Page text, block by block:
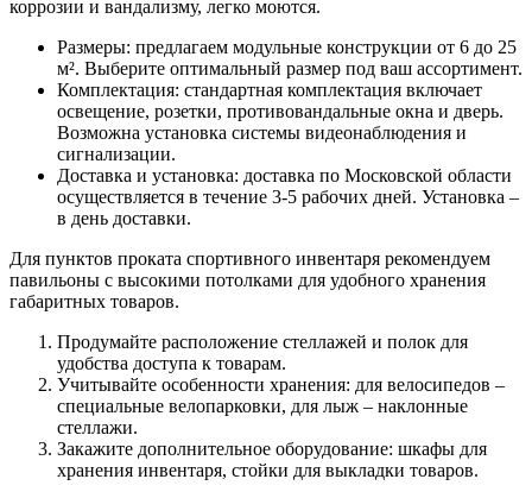
коррозии и вандализму, легко моются.
Размеры: предлагаем модульные конструкции от 6 до 25
м². Выберите оптимальный размер под ваш ассортимент.
Комплектация: стандартная комплектация включает
освещение, розетки, противовандальные окна и дверь.
Возможна установка системы видеонаблюдения и
сигнализации.
Доставка и установка: доставка по Московской области
осуществляется в течение 3-5 рабочих дней. Установка –
в день доставки.
Для пунктов проката спортивного инвентаря рекомендуем
павильоны с высокими потолками для удобного хранения
габаритных товаров.
Продумайте расположение стеллажей и полок для
удобства доступа к товарам.
Учитывайте особенности хранения: для велосипедов –
специальные велопарковки, для лыж – наклонные
стеллажи.
Закажите дополнительное оборудование: шкафы для
хранения инвентаря, стойки для выкладки товаров.